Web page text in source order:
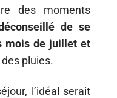
des moments
de se
mois de juillet et
pluies.
l’idéal serait